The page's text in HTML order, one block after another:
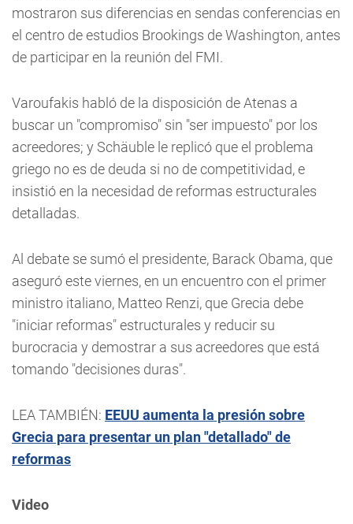
mostraron sus diferencias en sendas conferencias en
el centro de estudios Brookings de Washington, antes
de participar en la reunión del FMI.
Varoufakis habló de la disposición de Atenas a
buscar un "compromiso" sin "ser impuesto" por los
acreedores; y Schäuble le replicó que el problema
griego no es de deuda si no de competitividad, e
insistió en la necesidad de reformas estructurales
detalladas.
Al debate se sumó el presidente, Barack Obama, que
aseguró este viernes, en un encuentro con el primer
ministro italiano, Matteo Renzi, que Grecia debe
"iniciar reformas" estructurales y reducir su
burocracia y demostrar a sus acreedores que está
tomando "decisiones duras".
LEA TAMBIÉN: EEUU aumenta la presión sobre
Grecia para presentar un plan "detallado" de
reformas
Video